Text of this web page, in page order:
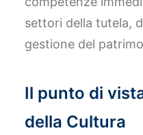
settori della tutela,
gestione del
Il punto di
della Cultura